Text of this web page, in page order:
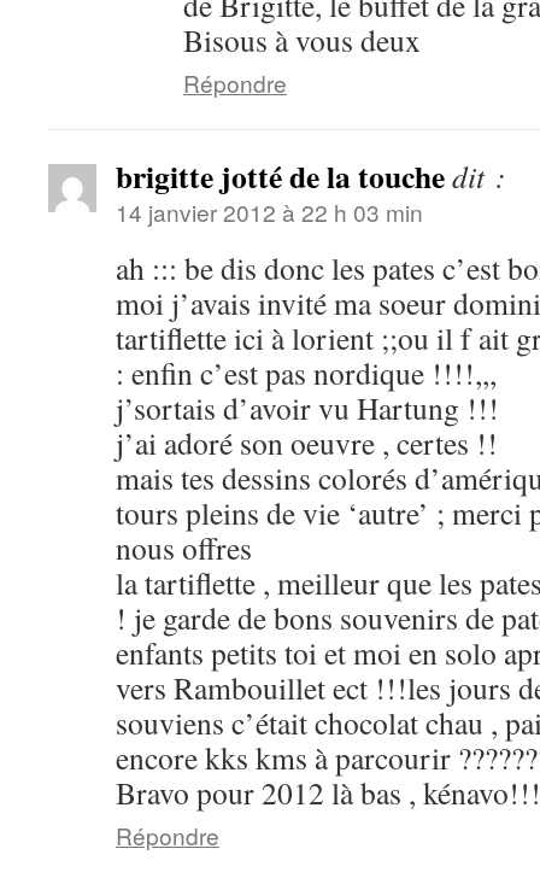
Bisous à vous deux
Répondre
brigitte jotté de la touchedit :
14 janvier 2012 à 22 h 03 min
ah ::: be dis donc les pates c’est
moi j’avais invité ma soeur
tartiflette ici à lorient ;;ou il f ait
: enfin c’est pas nordique !!!!,,,
j’sortais d’avoir vu Hartung !!!
j’ai adoré son oeuvre , certes !!
mais tes dessins colorés
tours pleins de vie ‘autre’ ; merci
nous offres
la tartiflette , meilleur que les
! je garde de bons souvenirs de
enfants petits toi et moi en solo
vers Rambouillet ect !!!les jours
souviens c’était chocolat chau ,
encore kks kms à parcourir
Bravo pour 2012 là bas , kénavo!!!
Répondre